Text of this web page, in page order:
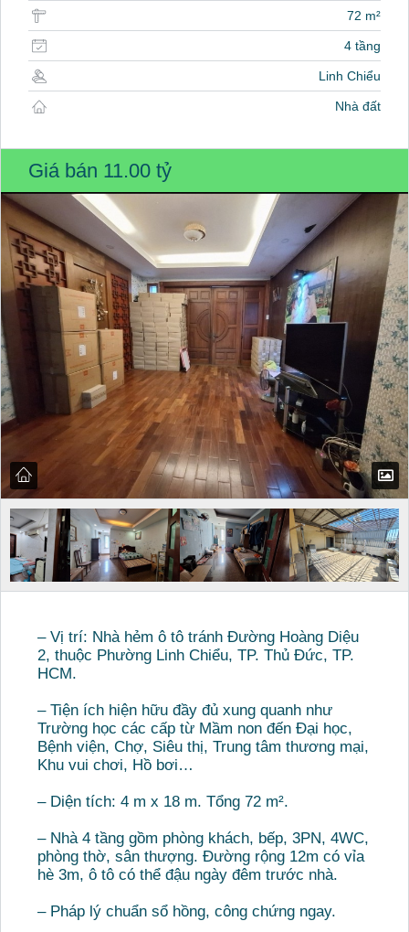
72 m²
4 tầng
Linh Chiểu
Nhà đất
Giá bán 11.00 tỷ
– Vị trí: Nhà hẻm ô tô tránh Đường Hoàng Diệu
2, thuộc Phường Linh Chiểu, TP. Thủ Đức, TP.
HCM.
– Tiện ích hiện hữu đầy đủ xung quanh như
Trường học các cấp từ Mầm non đến Đại học,
Bệnh viện, Chợ, Siêu thị, Trung tâm thương mại,
Khu vui chơi, Hồ bơi…
– Diện tích: 4 m x 18 m. Tổng 72 m².
– Nhà 4 tầng gồm phòng khách, bếp, 3PN, 4WC,
phòng thờ, sân thượng. Đường rộng 12m có vỉa
hè 3m, ô tô có thể đậu ngày đêm trước nhà.
– Pháp lý chuẩn sổ hồng, công chứng ngay.